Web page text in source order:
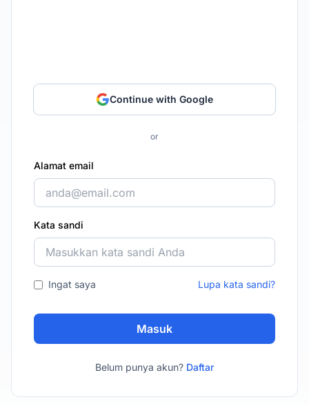
Continue with Google
or
Alamat email
Kata sandi
Ingat saya Lupa kata sandi?
Masuk
Belum punya akun? Daftar